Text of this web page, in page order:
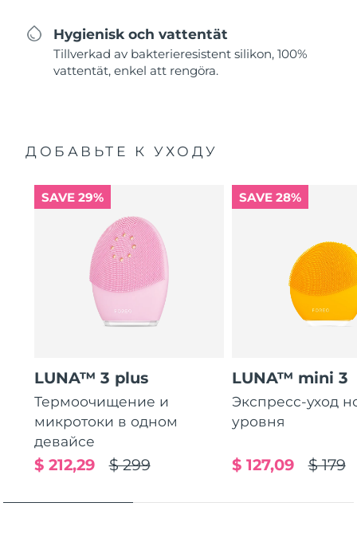
Hygienisk och vattentät
Tillverkad av bakterieresistent silikon, 100%
vattentät, enkel att rengöra.
ДОБАВЬТЕ К УХОДУ
SAVE 29%
LUNA™ 3 plus
Термоочищение и
микротоки в одном
девайсе
$ 299
$ 212,29
SAVE 28%
LUNA™ mini 3
Экспресс-уход
уровня
$ 179
$ 127,09